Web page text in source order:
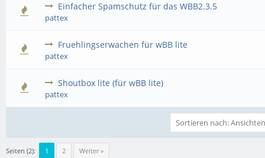
Einfacher Spamschutz für das WBB2.3.5
pattex
Fruehlingserwachen für wBB lite
pattex
Shoutbox lite (für wBB lite)
pattex
Seiten (2): 1 2 Weiter »